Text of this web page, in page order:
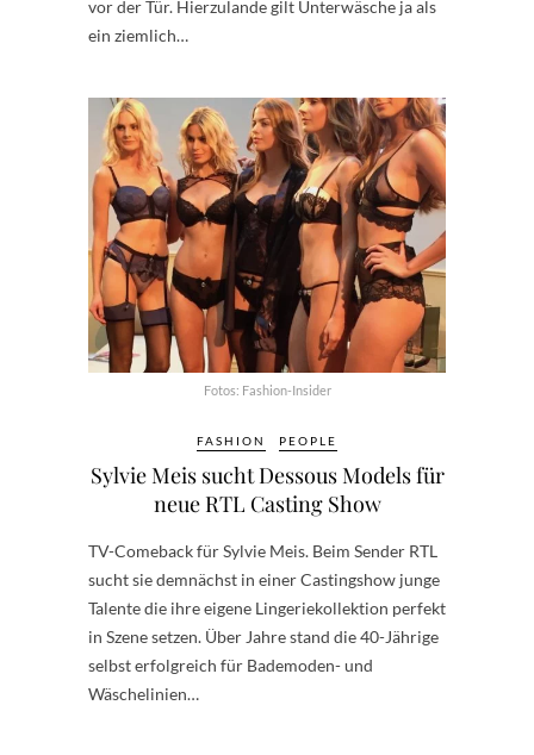
vor der Tür. Hierzulande gilt Unterwäsche ja als
ein ziemlich…
Fotos: Fashion-Insider
FASHION PEOPLE
Sylvie Meis sucht Dessous Models für
neue RTL Casting Show
TV-Comeback für Sylvie Meis. Beim Sender RTL
sucht sie demnächst in einer Castingshow junge
Talente die ihre eigene Lingeriekollektion perfekt
in Szene setzen. Über Jahre stand die 40-Jährige
selbst erfolgreich für Bademoden- und
Wäschelinien…